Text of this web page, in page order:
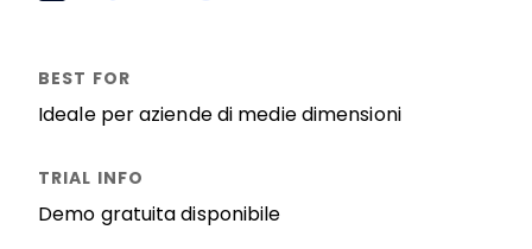
Ideale per aziende di medie dimensioni
Demo gratuita disponibile